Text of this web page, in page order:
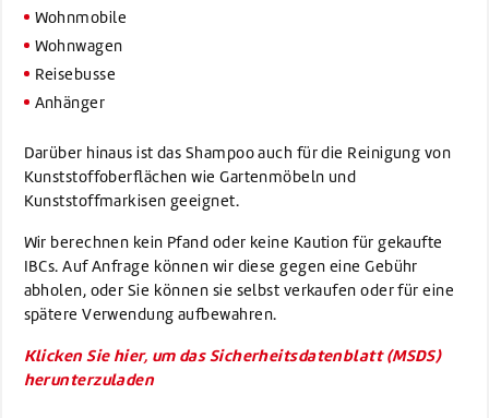
Wohnmobile
Wohnwagen
Reisebusse
Anhänger
Darüber hinaus ist das Shampoo auch für die Reinigung von
Kunststoffoberflächen wie Gartenmöbeln und
Kunststoffmarkisen geeignet.
Wir berechnen kein Pfand oder keine Kaution für gekaufte
IBCs. Auf Anfrage können wir diese gegen eine Gebühr
abholen, oder Sie können sie selbst verkaufen oder für eine
spätere Verwendung aufbewahren.
Klicken Sie hier, um das Sicherheitsdatenblatt (MSDS)
herunterzuladen